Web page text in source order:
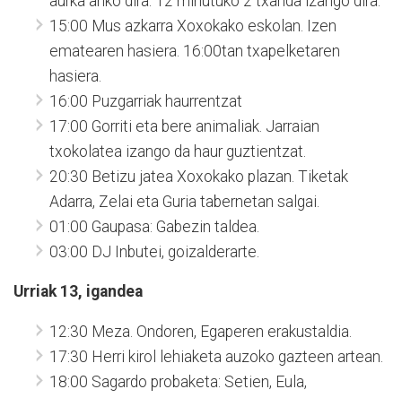
15:00 Mus azkarra Xoxokako eskolan. Izen
ematearen hasiera. 16:00tan txapelketaren
hasiera.
16:00 Puzgarriak haurrentzat
17:00 Gorriti eta bere animaliak. Jarraian
txokolatea izango da haur guztientzat.
20:30 Betizu jatea Xoxokako plazan. Tiketak
Adarra, Zelai eta Guria tabernetan salgai.
01:00 Gaupasa: Gabezin taldea.
03:00 DJ Inbutei, goizalderarte.
Urriak 13, igandea
12:30 Meza. Ondoren, Egaperen erakustaldia.
17:30 Herri kirol lehiaketa auzoko gazteen artean.
18:00 Sagardo probaketa: Setien, Eula,